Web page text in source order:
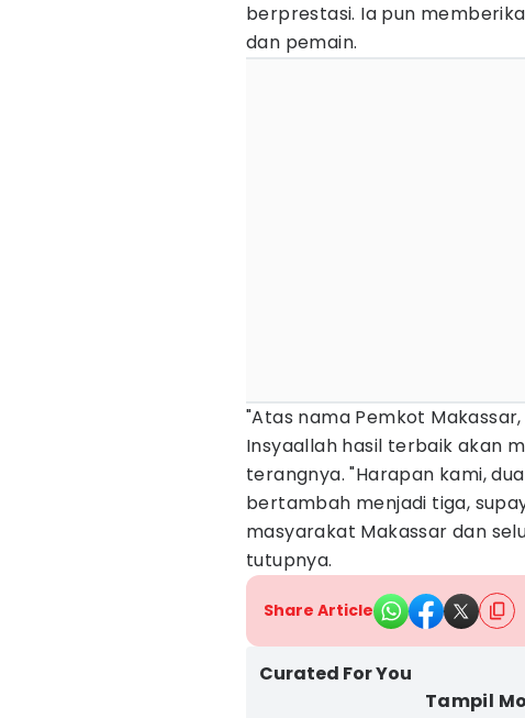
berprestasi. Ia pun
dan pemain.
"Atas nama Pemkot
Insyaallah hasil terbaik akan
terangnya. "Harapan kami,
bertambah menjadi tiga,
masyarakat Makassar dan
tutupnya.
Share Article
Curated For You
Tampil